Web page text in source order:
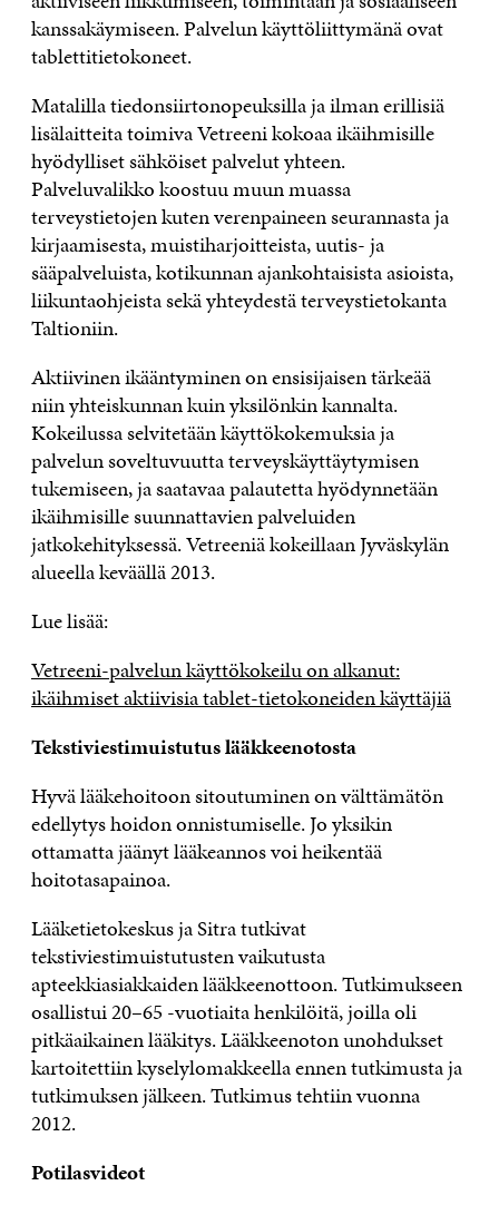
kanssakäymiseen. Palvelun käyttöliittymänä ovat
tablettitietokoneet.
Matalilla tiedonsiirtonopeuksilla ja ilman erillisiä
lisälaitteita toimiva Vetreeni kokoaa ikäihmisille
hyödylliset sähköiset palvelut yhteen.
Palveluvalikko koostuu muun muassa
terveystietojen kuten verenpaineen seurannasta ja
kirjaamisesta, muistiharjoitteista, uutis- ja
sääpalveluista, kotikunnan ajankohtaisista asioista,
liikuntaohjeista sekä yhteydestä terveystietokanta
Taltioniin.
Aktiivinen ikääntyminen on ensisijaisen tärkeää
niin yhteiskunnan kuin yksilönkin kannalta.
Kokeilussa selvitetään käyttökokemuksia ja
palvelun soveltuvuutta terveyskäyttäytymisen
tukemiseen, ja saatavaa palautetta hyödynnetään
ikäihmisille suunnattavien palveluiden
jatkokehityksessä. Vetreeniä kokeillaan Jyväskylän
alueella keväällä 2013.
Lue lisää:
Vetreeni-palvelun käyttökokeilu on alkanut:
ikäihmiset aktiivisia tablet-tietokoneiden käyttäjiä
Tekstiviestimuistutus lääkkeenotosta
Hyvä lääkehoitoon sitoutuminen on välttämätön
edellytys hoidon onnistumiselle. Jo yksikin
ottamatta jäänyt lääkeannos voi heikentää
hoitotasapainoa.
Lääketietokeskus ja Sitra tutkivat
tekstiviestimuistutusten vaikutusta
apteekkiasiakkaiden lääkkeenottoon. Tutkimukseen
osallistui 20–65 -vuotiaita henkilöitä, joilla oli
pitkäaikainen lääkitys. Lääkkeenoton unohdukset
kartoitettiin kyselylomakkeella ennen tutkimusta ja
tutkimuksen jälkeen. Tutkimus tehtiin vuonna
2012.
Potilasvideot